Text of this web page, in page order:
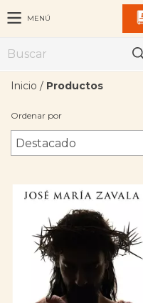
MENÚ
Inicio / Productos
Ordenar por